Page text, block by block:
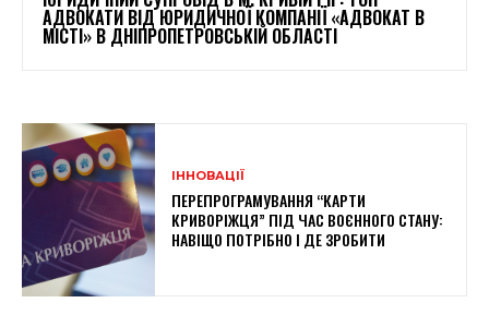
АДВОКАТИ ВІД ЮРИДИЧНОЇ КОМПАНІЇ «АДВОКАТ В
МІСТІ» В ДНІПРОПЕТРОВСЬКІЙ ОБЛАСТІ
ІННОВАЦІЇ
ПЕРЕПРОГРАМУВАННЯ “КАРТИ
КРИВОРІЖЦЯ” ПІД ЧАС ВОЄННОГО СТАНУ:
НАВІЩО ПОТРІБНО І ДЕ ЗРОБИТИ